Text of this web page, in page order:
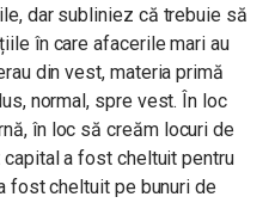
dar subliniez că trebuie să
în care afacerile mari au
din vest, materia primă
normal, spre vest. În loc
în loc să creăm locuri de
a fost cheltuit pentru
fost cheltuit pe bunuri de